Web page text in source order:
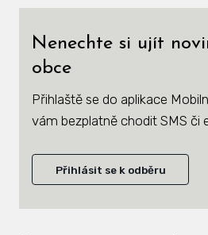
Nenechte si ujít
obce
Přihlaště se do aplikace
vám bezplatně chodit SMS či
Přihlásit se k odběru